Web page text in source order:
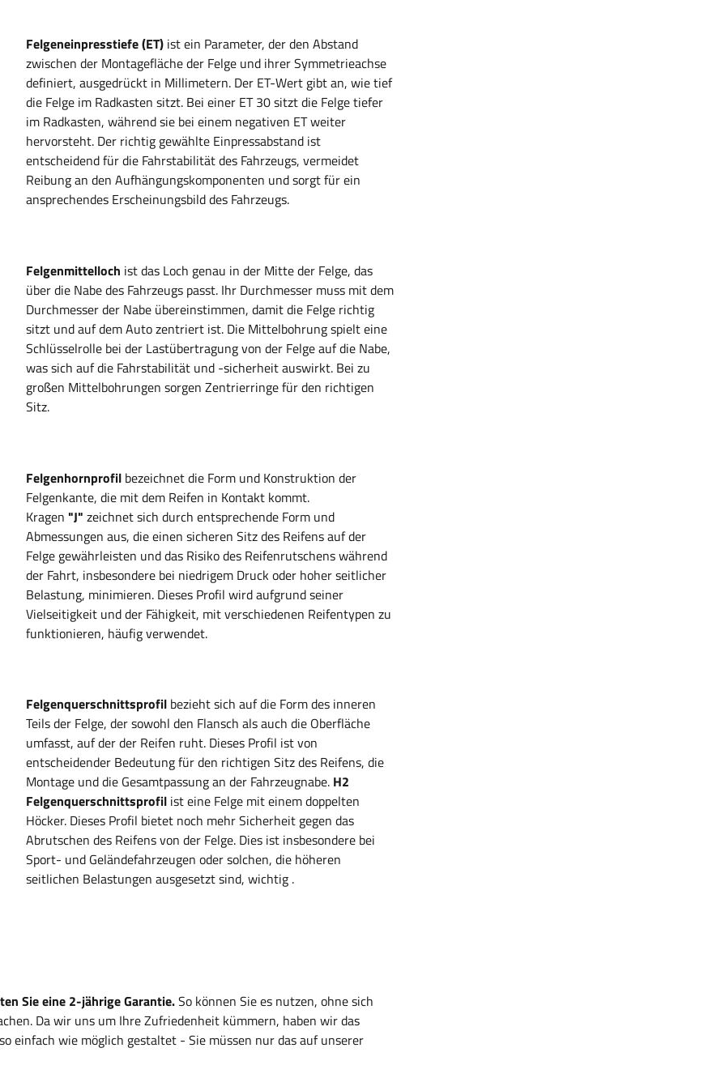
Felgeneinpresstiefe (ET) ist ein Parameter, der den Abstand
zwischen der Montagefläche der Felge und ihrer Symmetrieachse
definiert, ausgedrückt in Millimetern. Der ET-Wert gibt an, wie tief
die Felge im Radkasten sitzt. Bei einer ET 30 sitzt die Felge tiefer
im Radkasten, während sie bei einem negativen ET weiter
hervorsteht. Der richtig gewählte Einpressabstand ist
entscheidend für die Fahrstabilität des Fahrzeugs, vermeidet
Reibung an den Aufhängungskomponenten und sorgt für ein
ansprechendes Erscheinungsbild des Fahrzeugs.
Felgenmittelloch ist das Loch genau in der Mitte der Felge, das
über die Nabe des Fahrzeugs passt. Ihr Durchmesser muss mit dem
Durchmesser der Nabe übereinstimmen, damit die Felge richtig
sitzt und auf dem Auto zentriert ist. Die Mittelbohrung spielt eine
Schlüsselrolle bei der Lastübertragung von der Felge auf die Nabe,
was sich auf die Fahrstabilität und -sicherheit auswirkt. Bei zu
großen Mittelbohrungen sorgen Zentrierringe für den richtigen
Sitz.
Felgenhornprofil bezeichnet die Form und Konstruktion der
Felgenkante, die mit dem Reifen in Kontakt kommt.
Kragen "J" zeichnet sich durch entsprechende Form und
Abmessungen aus, die einen sicheren Sitz des Reifens auf der
Felge gewährleisten und das Risiko des Reifenrutschens während
der Fahrt, insbesondere bei niedrigem Druck oder hoher seitlicher
Belastung, minimieren. Dieses Profil wird aufgrund seiner
Vielseitigkeit und der Fähigkeit, mit verschiedenen Reifentypen zu
funktionieren, häufig verwendet.
Felgenquerschnittsprofil bezieht sich auf die Form des inneren
Teils der Felge, der sowohl den Flansch als auch die Oberfläche
umfasst, auf der der Reifen ruht. Dieses Profil ist von
entscheidender Bedeutung für den richtigen Sitz des Reifens, die
Montage und die Gesamtpassung an der Fahrzeugnabe. H2
Felgenquerschnittsprofil ist eine Felge mit einem doppelten
Höcker. Dieses Profil bietet noch mehr Sicherheit gegen das
Abrutschen des Reifens von der Felge. Dies ist insbesondere bei
Sport- und Geländefahrzeugen oder solchen, die höheren
seitlichen Belastungen ausgesetzt sind, wichtig.
Sie eine 2-jährige Garantie.So können Sie es nutzen, ohne sich
Da wir uns um Ihre Zufriedenheit kümmern, haben wir das
einfach wie möglich gestaltet - Sie müssen nur das auf unserer